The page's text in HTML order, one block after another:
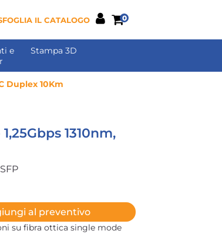
IL CATALOGO 0
e
Stampa 3D
Duplex 10Km
1310nm,
al preventivo
su fibra ottica single mode